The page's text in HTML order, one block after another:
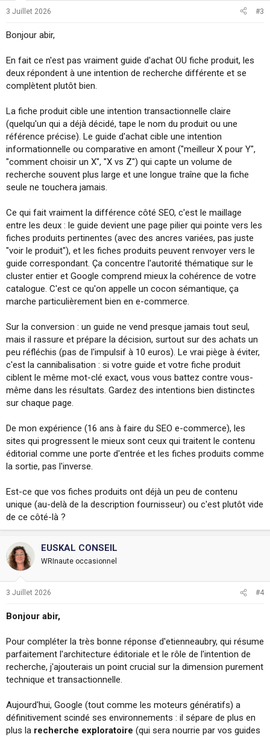
3 Juillet 2026 #3
Bonjour abir,
En fait ce n'est pas vraiment guide d'achat OU fiche produit, les
deux répondent à une intention de recherche différente et se
complètent plutôt bien.
La fiche produit cible une intention transactionnelle claire
(quelqu'un qui a déjà décidé, tape le nom du produit ou une
référence précise). Le guide d'achat cible une intention
informationnelle ou comparative en amont ("meilleur X pour Y",
"comment choisir un X", "X vs Z") qui capte un volume de
recherche souvent plus large et une longue traîne que la fiche
seule ne touchera jamais.
Ce qui fait vraiment la différence côté SEO, c'est le maillage
entre les deux : le guide devient une page pilier qui pointe vers les
fiches produits pertinentes (avec des ancres variées, pas juste
"voir le produit"), et les fiches produits peuvent renvoyer vers le
guide correspondant. Ça concentre l'autorité thématique sur le
cluster entier et Google comprend mieux la cohérence de votre
catalogue. C'est ce qu'on appelle un cocon sémantique, ça
marche particulièrement bien en e-commerce.
Sur la conversion : un guide ne vend presque jamais tout seul,
mais il rassure et prépare la décision, surtout sur des achats un
peu réfléchis (pas de l'impulsif à 10 euros). Le vrai piège à éviter,
c'est la cannibalisation : si votre guide et votre fiche produit
ciblent le même mot-clé exact, vous vous battez contre vous-
même dans les résultats. Gardez des intentions bien distinctes
sur chaque page.
De mon expérience (16 ans à faire du SEO e-commerce), les
sites qui progressent le mieux sont ceux qui traitent le contenu
éditorial comme une porte d'entrée et les fiches produits comme
la sortie, pas l'inverse.
Est-ce que vos fiches produits ont déjà un peu de contenu
unique (au-delà de la description fournisseur) ou c'est plutôt vide
de ce côté-là ?
EUSKAL CONSEIL
WRInaute occasionnel
3 Juillet 2026 #4
Bonjour abir,
Pour compléter la très bonne réponse d'etienneaubry, qui résume
parfaitement l'architecture éditoriale et le rôle de l'intention de
recherche, j'ajouterais un point crucial sur la dimension purement
technique et transactionnelle.
Aujourd'hui, Google (tout comme les moteurs génératifs) a
définitivement scindé ses environnements : il sépare de plus en
plus la recherche exploratoire (qui sera nourrie par vos guides